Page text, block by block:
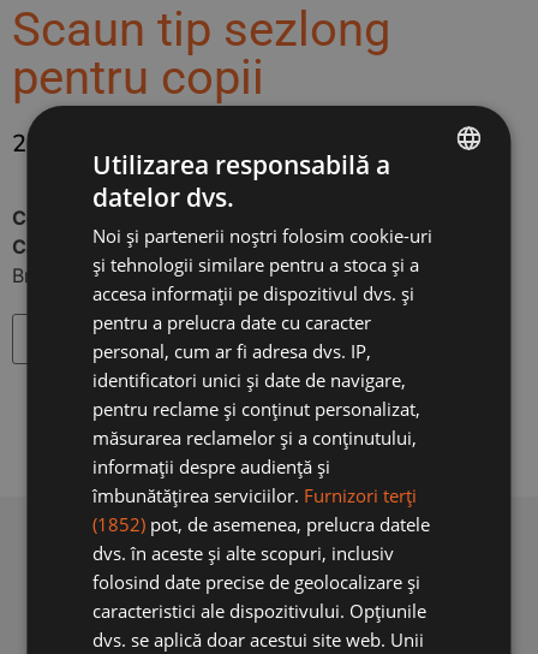
Scaun tip sezlong
pentru copii
220,00
Cod produs:
Categorie: Mobilier gradina
Brand:
Happy Wood
Adauga in cos
ENGLISH
Utilizarea responsabilă a
datelor dvs.
Noi și partenerii noștri folosim cookie-uri
și tehnologii similare pentru a stoca și a
accesa informații pe dispozitivul dvs. și
pentru a prelucra date cu caracter
personal, cum ar fi adresa dvs. IP,
identificatori unici și date de navigare,
pentru reclame și conținut personalizat,
măsurarea reclamelor și a conținutului,
informații despre audiență și
îmbunătățirea serviciilor. Furnizori terți
(1852) pot, de asemenea, prelucra datele
dvs. în aceste și alte scopuri, inclusiv
folosind date precise de geolocalizare și
caracteristici ale dispozitivului. Opțiunile
dvs. se aplică doar acestui site web. Unii